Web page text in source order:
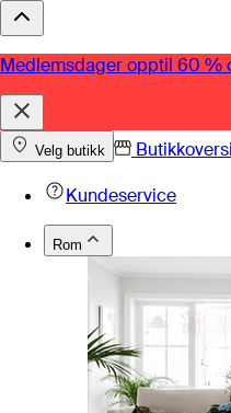
Medlemsdager opptil 60
Velg butikk
Kundeservice
Rom